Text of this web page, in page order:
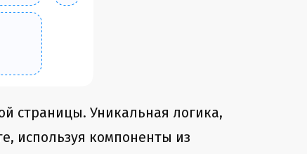
страницы. Уникальная логика,
используя компоненты из